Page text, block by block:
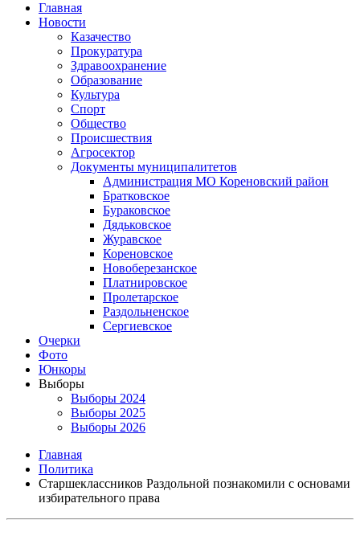
Главная
Новости
Казачество
Прокуратура
Здравоохранение
Образование
Культура
Спорт
Общество
Происшествия
Агросектор
Документы муниципалитетов
Администрация МО Кореновский район
Братковское
Бураковское
Дядьковское
Журавское
Кореновское
Новоберезанское
Платнировское
Пролетарское
Раздольненское
Сергиевское
Очерки
Фото
Юнкоры
Выборы
Выборы 2024
Выборы 2025
Выборы 2026
Главная
Политика
Cтаршеклассников Раздольной познакомили с основами
избирательного права